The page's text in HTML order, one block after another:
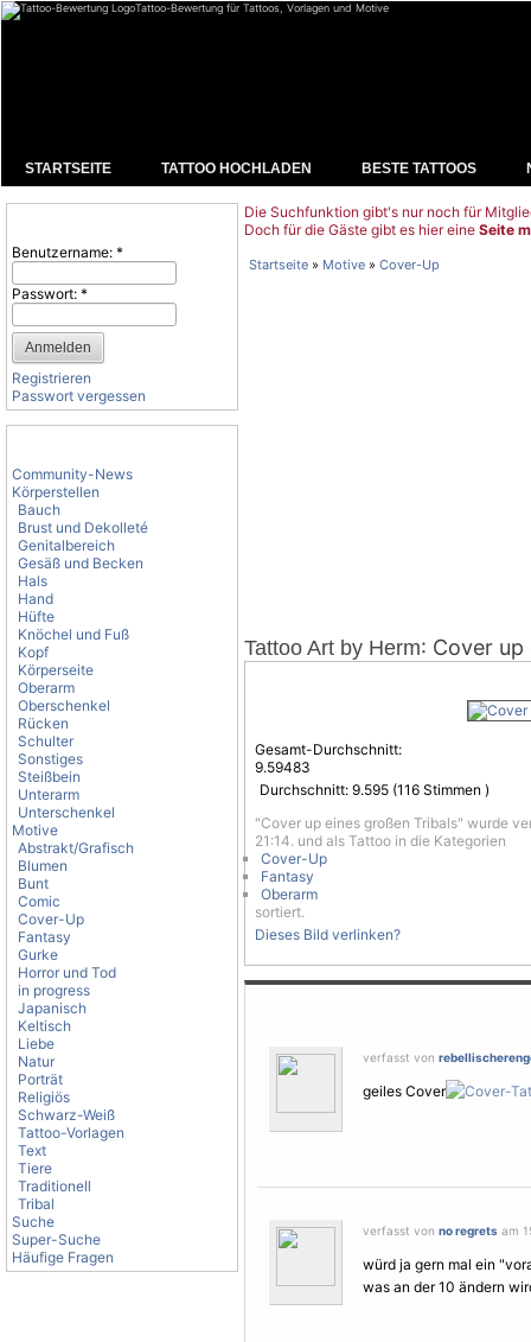
Tattoo-Bewertung für Tattoos, Vorlagen und Motive
STARTSEITE TATTOO HOCHLADEN BESTE TATTOOS
Benutzername: *
Passwort: *
Registrieren
Passwort vergessen
Community-News
Körperstellen
Bauch
Brust und Dekolleté
Genitalbereich
Gesäß und Becken
Hals
Hand
Hüfte
Knöchel und Fuß
Kopf
Körperseite
Oberarm
Oberschenkel
Rücken
Schulter
Sonstiges
Steißbein
Unterarm
Unterschenkel
Motive
Abstrakt/Grafisch
Blumen
Bunt
Comic
Cover-Up
Fantasy
Gurke
Horror und Tod
in progress
Japanisch
Keltisch
Liebe
Natur
Porträt
Religiös
Schwarz-Weiß
Tattoo-Vorlagen
Text
Tiere
Traditionell
Tribal
Suche
Super-Suche
Häufige Fragen
Die Suchfunktion gibt's nur noch für
Doch für die Gäste gibt es hier eine Seite
Startseite » Motive » Cover-Up
Tattoo Art by Herm: Cover
Gesamt-Durchschnitt:
9.59483
Durchschnitt: 9.595 (116 Stimmen )
"Cover up eines großen Tribals" wurde
21:14. und als Tattoo in die Kategorien
Cover-Up
Fantasy
Oberarm
sortiert.
Dieses Bild verlinken?
verfasst von
geiles Cover
verfasst von no regrets am
würd ja gern mal ein
was an der 10 ändern